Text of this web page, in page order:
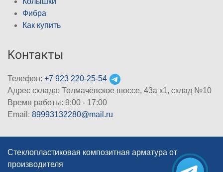
Фибра
Как купить
Контакты
Телефон: +7 923 220-25-54
Адрес склада: Толмачёвское шоссе, 43а к1, склад №10
Время работы: 9:00 - 17:00
Email: 89993132280@mail.ru
Стеклопластиковая композитная арматура от
производителя